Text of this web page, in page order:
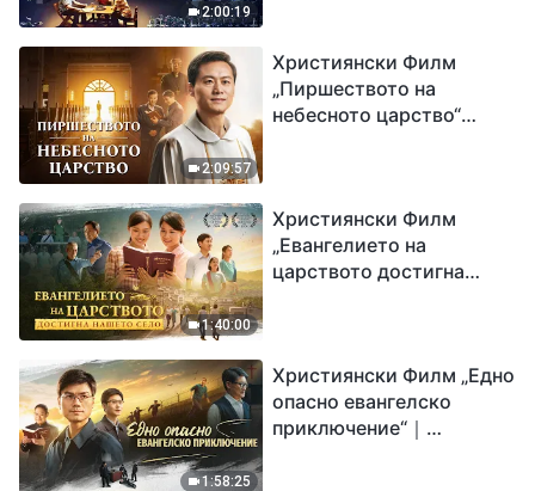
2:00:19
2:09:57
Християнски Филм
„Пиршеството на
небесното царство“
1:40:00
Християнски Филм
„Евангелието на
царството достигна
1:58:25
Християнски Филм „Едно
опасно евангелско
приключение“｜